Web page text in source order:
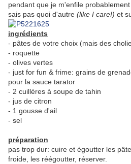
pendant que je m'enfile
sais pas quoi d'autre (like I care!) et
ingrédients
- pâtes de votre choix (mais des
- roquette
- olives vertes
- just for fun & frime: grains de
pour la sauce tarator
- 2 cuillères à soupe de tahin
- jus de citron
- 1 gousse d'ail
- sel
préparation
pas trop dur: cuire et égoutter les
froide, les réégoutter, réserver.